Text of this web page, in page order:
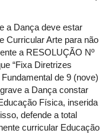
a Dança deve estar
Curricular Arte para não
a RESOLUÇÃO Nº
“Fixa Diretrizes
de 9 (nove)
a Dança constar
Física, inserida
defende a total
curricular Educação